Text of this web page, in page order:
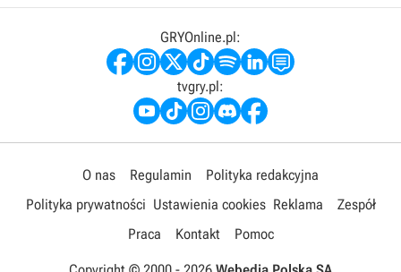
GRYOnline.pl:
tvgry.pl:
O nas Regulamin
Polityka redakcyjna
Polityka prywatności Ustawienia cookies Reklama
Zespół
Praca
Kontakt Pomoc